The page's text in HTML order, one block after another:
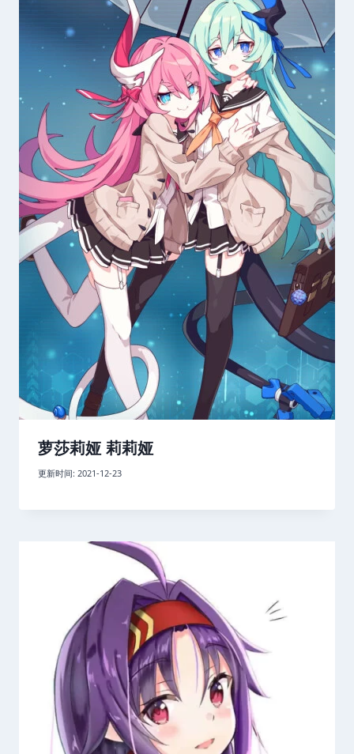
萝莎莉娅 莉莉娅
更新时间: 2021-12-23